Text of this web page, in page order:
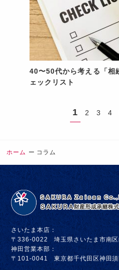
40〜50代から考える「相
ェックリスト
1 2 3 4
ホーム コラム
さいたま本店：
〒336-0022 埼玉県さいたま市南区
神田営業本部：
〒101-0041 東京都千代田区神田須